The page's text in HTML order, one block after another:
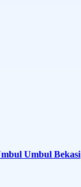
Umbul Bekasi